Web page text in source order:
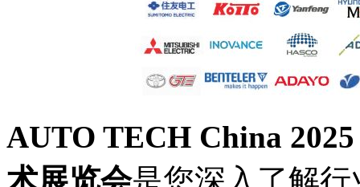
AUTO TECH China
术展览会是您深入了解